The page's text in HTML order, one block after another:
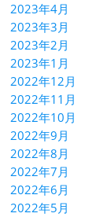
2023年4月
2023年3月
2023年2月
2023年1月
2022年12月
2022年11月
2022年10月
2022年9月
2022年8月
2022年7月
2022年6月
2022年5月